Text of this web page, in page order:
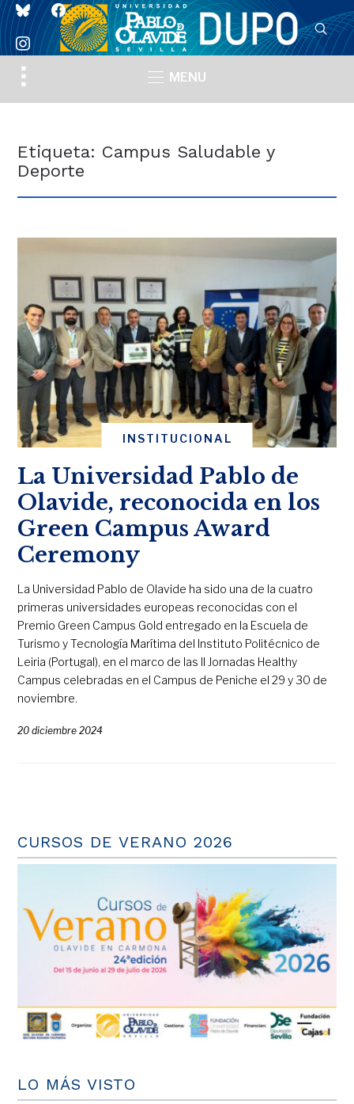
blueskyfacebook
instagram
Toggle
sidebar
MENU
Etiqueta: Campus Saludable y
Deporte
INSTITUCIONAL
La Universidad Pablo de
Olavide, reconocida en los
Green Campus Award
Ceremony
La Universidad Pablo de Olavide ha sido una de la cuatro
primeras universidades europeas reconocidas con el
Premio Green Campus Gold entregado en la Escuela de
Turismo y Tecnología Marítima del Instituto Politécnico de
Leiria (Portugal), en el marco de las II Jornadas Healthy
Campus celebradas en el Campus de Peniche el 29 y 30 de
noviembre.
20 diciembre 2024
CURSOS DE VERANO 2026
LO MÁS VISTO